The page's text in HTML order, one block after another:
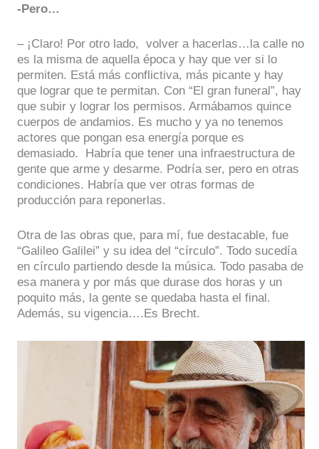
-Pero…
– ¡Claro! Por otro lado, volver a hacerlas…la calle no
es la misma de aquella época y hay que ver si lo
permiten. Está más conflictiva, más picante y hay
que lograr que te permitan. Con “El gran funeral”, hay
que subir y lograr los permisos. Armábamos quince
cuerpos de andamios. Es mucho y ya no tenemos
actores que pongan esa energía porque es
demasiado. Habría que tener una infraestructura de
gente que arme y desarme. Podría ser, pero en otras
condiciones. Habría que ver otras formas de
producción para reponerlas.
Otra de las obras que, para mí, fue destacable, fue
“Galileo Galilei” y su idea del “círculo”. Todo sucedía
en círculo partiendo desde la música. Todo pasaba de
esa manera y por más que durase dos horas y un
poquito más, la gente se quedaba hasta el final.
Además, su vigencia….Es Brecht.